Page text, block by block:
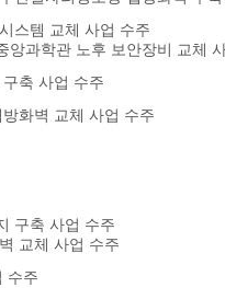
스템 교체 사업 수주
앙과학관 노후 보안장비 교체
축 사업 수주
화벽 교체 사업 수주
구축 사업 수주
교체 사업 수주
수주